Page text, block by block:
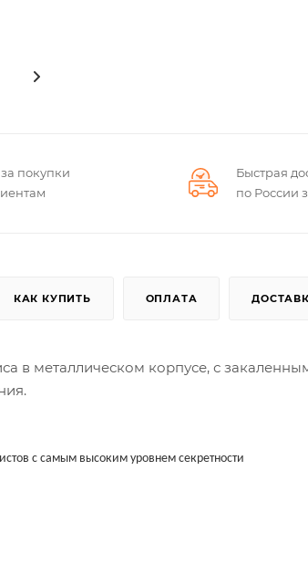
покупки
Быстрая
по России
КАК КУПИТЬ ОПЛАТА
в металлическом корпусе, с
с самым высоким уровнем секретности